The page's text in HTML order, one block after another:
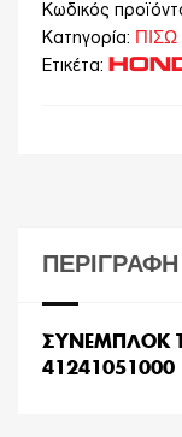
Κωδικός
Κατηγορία:
Ετικέτα:
ΠΕΡΙΓΡΑΦΉ
ΣΥΝΕΜΠΛΟΚ
41241051000